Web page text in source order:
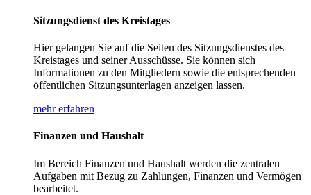
Sitzungsdienst des Kreistages
Hier gelangen Sie auf die Seiten des Sitzungsdienstes des
Kreistages und seiner Ausschüsse. Sie können sich
Informationen zu den Mitgliedern sowie die entsprechenden
öffentlichen Sitzungsunterlagen anzeigen lassen.
mehr erfahren
Finanzen und Haushalt
Im Bereich Finanzen und Haushalt werden die zentralen
Aufgaben mit Bezug zu Zahlungen, Finanzen und Vermögen
bearbeitet.